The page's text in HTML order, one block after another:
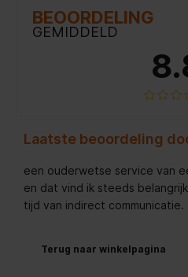
BEOORDELING
GEMIDDELD
Laatste beoordeling
een ouderwetse service van
en dat vind ik steeds
tijd van indirect communicatie.
Terug naar winkelpagina